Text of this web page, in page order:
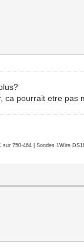
pourrait etre pas
750-464 | Sondes 1Wire